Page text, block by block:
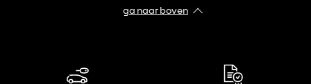
ga naar boven